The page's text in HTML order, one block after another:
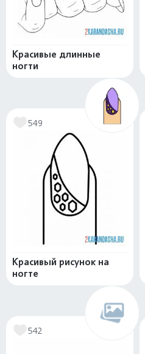
Красивые длинные
ногти
549
Красивый рисунок на
ногте
542